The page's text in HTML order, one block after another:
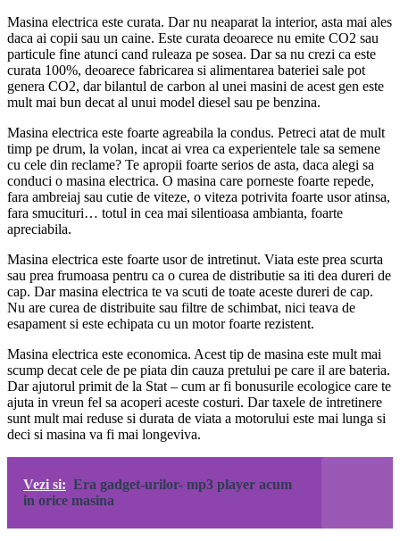
Masina electrica este curata. Dar nu neaparat la interior, asta mai ales
daca ai copii sau un caine. Este curata deoarece nu emite CO2 sau
particule fine atunci cand ruleaza pe sosea. Dar sa nu crezi ca este
curata 100%, deoarece fabricarea si alimentarea bateriei sale pot
genera CO2, dar bilantul de carbon al unei masini de acest gen este
mult mai bun decat al unui model diesel sau pe benzina.
Masina electrica este foarte agreabila la condus. Petreci atat de mult
timp pe drum, la volan, incat ai vrea ca experientele tale sa semene
cu cele din reclame? Te apropii foarte serios de asta, daca alegi sa
conduci o masina electrica. O masina care porneste foarte repede,
fara ambreiaj sau cutie de viteze, o viteza potrivita foarte usor atinsa,
fara smucituri… totul in cea mai silentioasa ambianta, foarte
apreciabila.
Masina electrica este foarte usor de intretinut. Viata este prea scurta
sau prea frumoasa pentru ca o curea de distributie sa iti dea dureri de
cap. Dar masina electrica te va scuti de toate aceste dureri de cap.
Nu are curea de distribuite sau filtre de schimbat, nici teava de
esapament si este echipata cu un motor foarte rezistent.
Masina electrica este economica. Acest tip de masina este mult mai
scump decat cele de pe piata din cauza pretului pe care il are bateria.
Dar ajutorul primit de la Stat – cum ar fi bonusurile ecologice care te
ajuta in vreun fel sa acoperi aceste costuri. Dar taxele de intretinere
sunt mult mai reduse si durata de viata a motorului este mai lunga si
deci si masina va fi mai longeviva.
Vezi si: Era gadget-urilor- mp3 player acum
in orice masina